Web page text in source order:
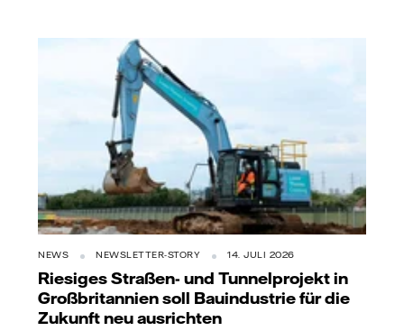
NEWS NEWSLETTER-STORY 14. JULI 2026
Riesiges Straßen- und Tunnelprojekt in
Großbritannien soll Bauindustrie für die
Zukunft neu ausrichten